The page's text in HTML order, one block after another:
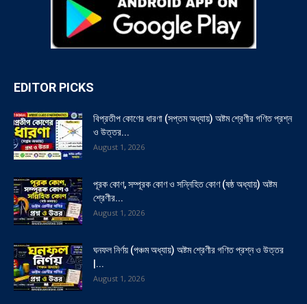
EDITOR PICKS
বিপ্রতীপ কোণের ধারণা (সপ্তম অধ্যায়) অষ্টম শ্রেণীর গণিত প্রশ্ন
ও উত্তর...
August 1, 2026
পূরক কোণ, সম্পূরক কোণ ও সন্নিহিত কোণ (ষষ্ঠ অধ্যায়) অষ্টম
শ্রেণীর...
August 1, 2026
ঘনফল নির্ণয় (পঞ্চম অধ্যায়) অষ্টম শ্রেণীর গণিত প্রশ্ন ও উত্তর
|...
August 1, 2026